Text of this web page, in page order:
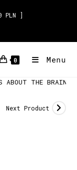
PLN ]
0 Menu
ABOUT THE
Next Product